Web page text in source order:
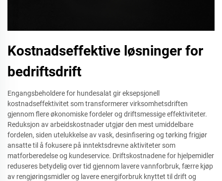
Kostnadseffektive løsninger for
bedriftsdrift
Engangsbeholdere for hundesalat gir eksepsjonell
kostnadseffektivitet som transformerer virksomhetsdriften
gjennom flere økonomiske fordeler og driftsmessige effektiviteter.
Reduksjon av arbeidskostnader utgjør den mest umiddelbare
fordelen, siden utelukkelse av vask, desinfisering og tørking frigjør
ansatte til å fokusere på inntektsdrevne aktiviteter som
matforberedelse og kundeservice. Driftskostnadene for hjelpemidler
reduseres betydelig over tid gjennom lavere vannforbruk, færre kjøp
av rengjøringsmidler og lavere energiforbruk knyttet til drift og